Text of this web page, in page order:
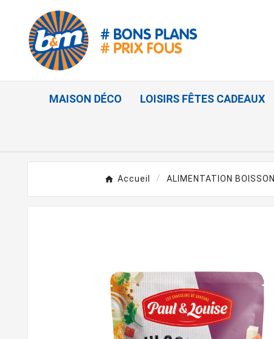
MAISON DÉCO LOISIRS FÊTES CADEAUX
Accueil ALIMENTATION BOISSON